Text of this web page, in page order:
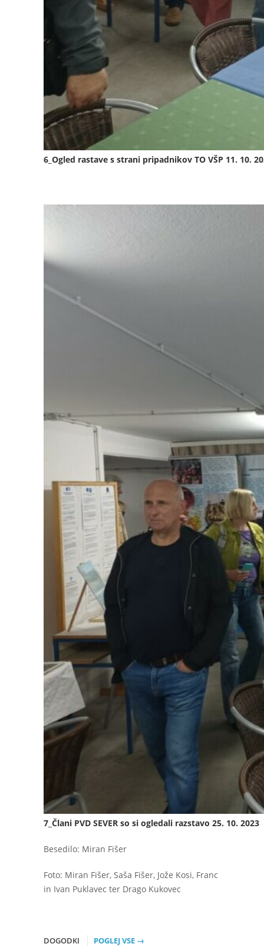
6_Ogled rastave s strani pripadnikov TO VŠP 11. 10.
7_Člani PVD SEVER so si ogledali razstavo 25. 10. 2023
Besedilo: Miran Fišer
Foto: Miran Fišer, Saša Fišer, Jože Kosi, Franc
in Ivan Puklavec ter Drago Kukovec
DOGODKI POGLEJ VSE →